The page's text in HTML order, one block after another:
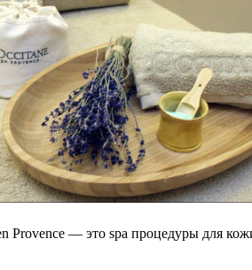
Provence — это spa процедуры для